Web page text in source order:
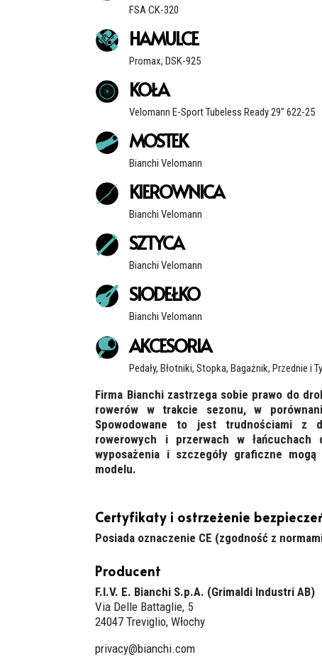
FSA CK-320
HAMULCE
Promax, DSK-925
KOŁA
Velomann E-Sport Tubeless Ready 29" 622-25
MOSTEK
Bianchi Velomann
KIEROWNICA
Bianchi Velomann
SZTYCA
Bianchi Velomann
SIODEŁKO
Bianchi Velomann
AKCESORIA
Pedały, Błotniki, Stopka, Bagażnik, Przednie i
Firma Bianchi zastrzega sobie prawo do
rowerów w trakcie sezonu, w
Spowodowane to jest trudnościami z
rowerowych i przerwach w łańcuchach
wyposażenia i szczegóły graficzne
modelu.
Certyfikaty i ostrzeżenie
Posiada oznaczenie CE (zgodność z
Producent
F.I.V. E. Bianchi S.p.A. (Grimaldi Industri AB)
Via Delle Battaglie, 5
24047 Treviglio, Włochy
privacy@bianchi.com